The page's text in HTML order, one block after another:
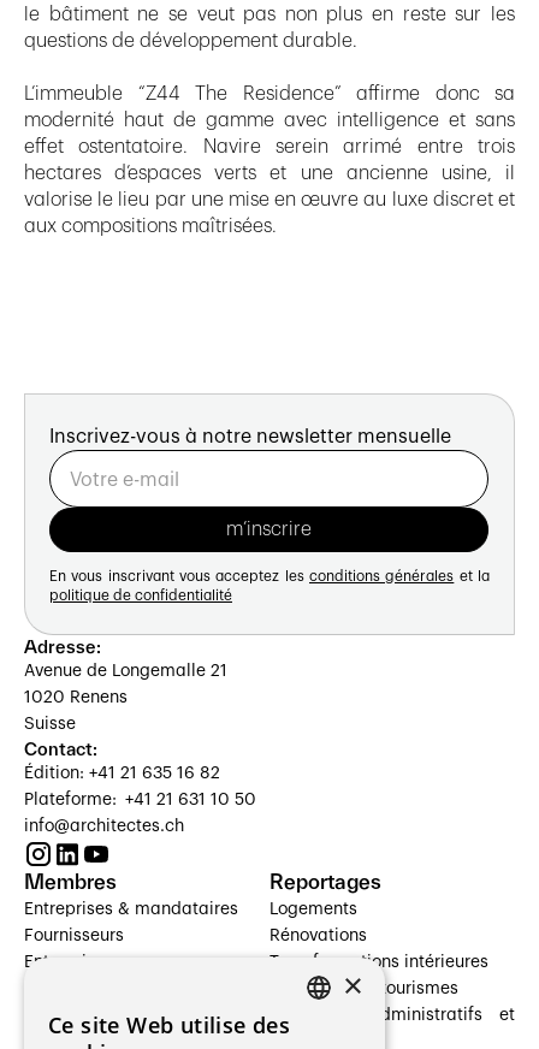
le bâtiment ne se veut pas non plus en reste sur les
questions de développement durable.
L’immeuble “Z44 The Residence” affirme donc sa
modernité haut de gamme avec intelligence et sans
effet ostentatoire. Navire serein arrimé entre trois
hectares d’espaces verts et une ancienne usine, il
valorise le lieu par une mise en œuvre au luxe discret et
aux compositions maîtrisées.
Inscrivez-vous à notre newsletter mensuelle
En vous inscrivant vous acceptez les conditions générales et la
politique de confidentialité
Adresse:
Avenue de Longemalle 21
1020 Renens
Suisse
Contact:
Édition: +41 21 635 16 82
Plateforme: +41 21 631 10 50
info@architectes.ch
Membres
Entreprises & mandataires
Fournisseurs
Entreprises
Architectes paysagistes
Architectes d'intérieur
Reportages
Logements
Rénovations
Transformations intérieures
Hôtelleries et tourismes
Bâtiments administratifs et
×
Ce site Web utilise des